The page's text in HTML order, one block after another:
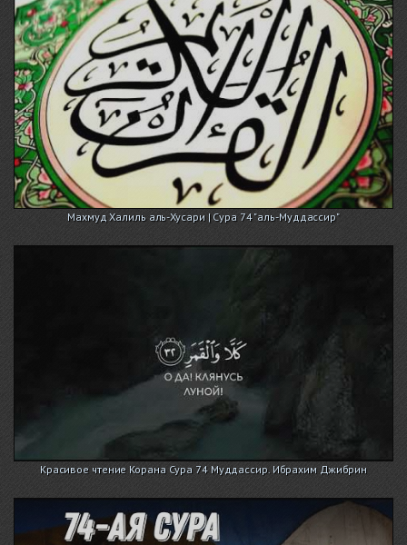
Махмуд Халиль аль-Хусари | Сура 74 "аль-Муддассир"
Красивое чтение Корана Сура 74 Муддассир. Ибрахим Джибрин